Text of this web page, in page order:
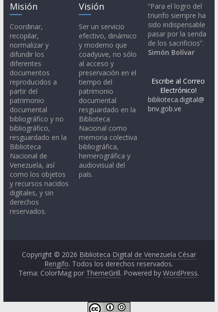
Misión
Coordinar,
recopilar,
normalizar y
difundir los
diferentes
documentos
reproducidos a
partir del
patrimonio
documental
bibliográfico y no
bibliográfico,
resguardado en la
Biblioteca
Nacional de
Venezuela, así
como los objetos
y recursos nacidos
digitales, y sin
derechos
reservados.
Visión
Ser un servicio
efectivo, dinámico
y moderno que
coadyuve, no sólo
al acceso y
preservación en el
tiempo del
patrimonio
documental
resguardado en la
Biblioteca
Nacional como
memoria colectiva
bibliográfica,
hemerográfica y
audiovisual del
país.
“Para el logro del
triunfo siempre ha
sido indispensable
pasar por la senda
de los sacrificios”.
Simón Bolívar
Escribe al Correo
Electrónico!
biblioteca.digital@
bnv.gob.ve
Copyright © 2026 Biblioteca Digital de Venezuela César
Rengifo. Todos los derechos reservados.
Tema: ColorMag por ThemeGrill. Powered byWordPress.